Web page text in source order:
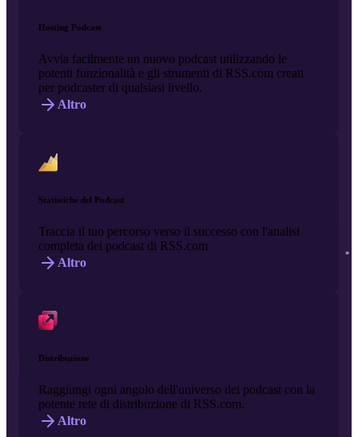
Hosting Podcast
Avvia facilmente un nuovo podcast utilizzando le
potenti funzionalità e gli strumenti di RSS.com creati
per podcaster di qualsiasi livello.
Altro
Statistiche del Podcast
Traccia il tuo percorso verso il successo con l'analisi
completa dei podcast di RSS.com
Altro
Distribuzione
Raggiungi ogni angolo dell'universo dei podcast con la
potente rete di distribuzione di RSS.com.
Altro